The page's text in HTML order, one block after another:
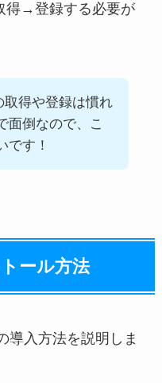
得→登録する必要が
取得や登録は慣れ
面倒なので、こ
です！
ール方法
導入方法を説明しま